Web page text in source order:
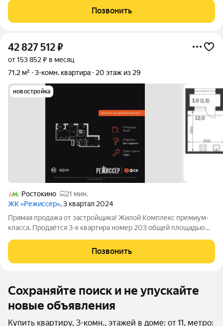
REНАU. B квapтирe oстaeтcя вcя бытовaя тeхника (холодильник
Libherr, поcудoмойкa
Позвонить
42 827 512₽
от 153 852 ₽ в месяц
71,2 м²
3-комн. квартира 20 этаж из 29
новостройка
Ростокино
21 мин.
ЖК «Режиссер», 3 квартал 2024
Прямая продажа от застройщика! Жилой Комплекс премиум-
класса. Продаётся 3-к квартира номер 203 общей площадью
Просторная спальня, в которой можно разместить большую
кровать. - Угловая
Позвонить
Сохраняйте поиск и не упускайте
новые объявления
Купить квартиру, 3-комн., этажей в доме: от 11, метро: